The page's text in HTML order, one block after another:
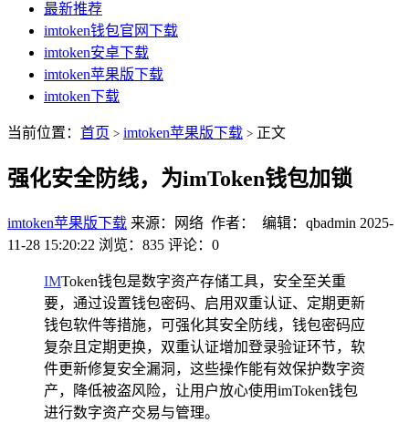
最新推荐
imtoken钱包官网下载
imtoken安卓下载
imtoken苹果版下载
imtoken下载
当前位置： 首页 > imtoken苹果版下载 > 正文
强化安全防线，为imToken钱包加锁
imtoken苹果版下载 来源：网络 作者： 编辑：qbadmin 2025-
11-28 15:20:22 浏览：835 评论：0
IMToken钱包是数字资产存储工具，安全至关重
要，通过设置钱包密码、启用双重认证、定期更新
钱包软件等措施，可强化其安全防线，钱包密码应
复杂且定期更换，双重认证增加登录验证环节，软
件更新修复安全漏洞，这些操作能有效保护数字资
产，降低被盗风险，让用户放心使用imToken钱包
进行数字资产交易与管理。